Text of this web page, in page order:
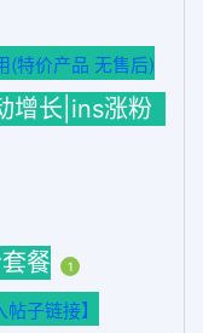
(特价产品 无售后)
增长|ins涨粉
餐 1
子链接】